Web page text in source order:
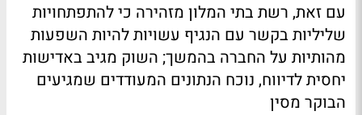
עם זאת, רשת בתי המלון מזהירה כי להתפתחויות
שליליות בקשר עם הנגיף עשויות להיות השפעות
מהותיות על החברה בהמשך; השוק מגיב באדישות
יחסית לדיווח, נוכח הנתונים המעודדים שמגיעים
הבוקר מסין